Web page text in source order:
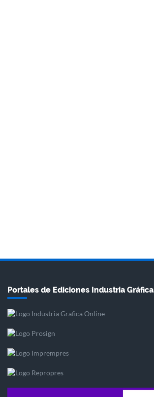
Portales de Ediciones Industria Gráfica